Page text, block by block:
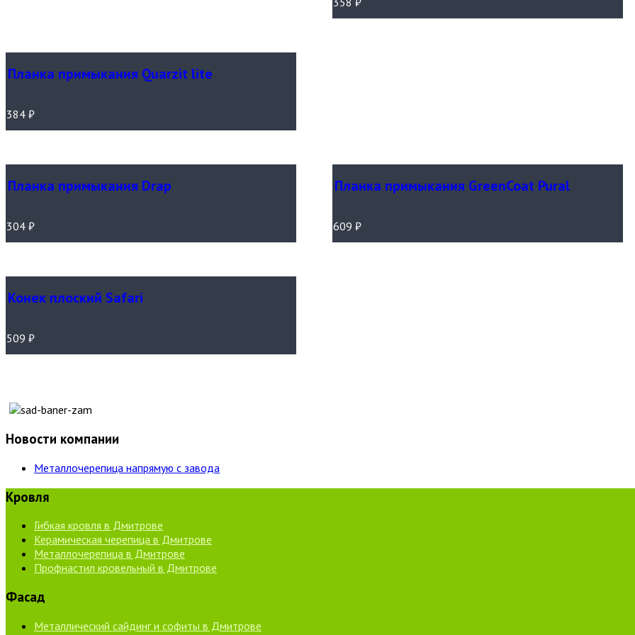
Планка примыкания Quarzit lite
384 ₽
Планка примыкания Drap
304 ₽
Планка примыкания GreenCoat Pural
609 ₽
Конек плоский Safari
509 ₽
Новости компании
Металлочерепица напрямую с завода
Кровля
Гибкая кровля в Дмитрове
Керамическая черепица в Дмитрове
Металлочерепица в Дмитрове
Профнастил кровельный в Дмитрове
Фасад
Металлический сайдинг и софиты в Дмитрове